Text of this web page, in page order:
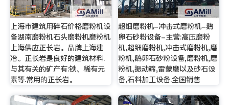
上海市建筑用碎石价格磨粉机设
备湖南磨粉机石头磨粉机磨粉机
上海供应正长岩。品牌上海建
冶。正长岩是良好的建筑材料.
与其有关的矿产有:铁、稀有元
素等.常用的正长岩。
超细磨粉机-冲击式磨粉机-鹅
卵石砂粉设备-主营:高压磨粉
机,超细磨粉机,冲击式磨粉机,磨
粉机,鹅卵石砂粉设备,磨粉机,磨
粉机,振动筛,雷蒙磨以及砂石设
备,石料加工设备.全国销售